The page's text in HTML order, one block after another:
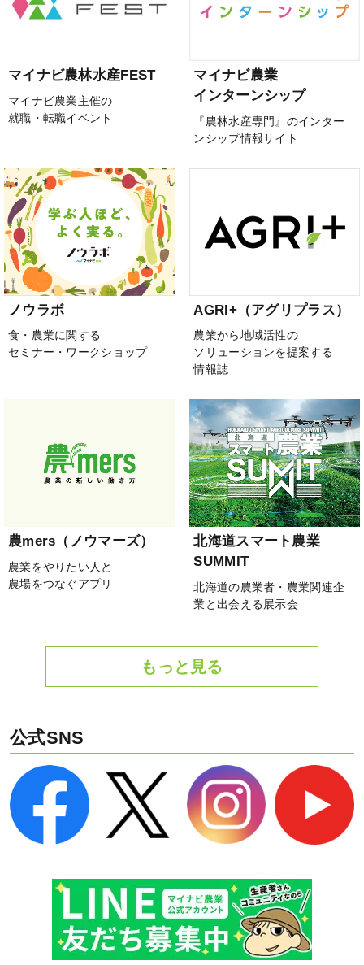
マイナビ農林水産FEST
マイナビ農業主催の
就職・転職イベント
マイナビ農業
インターンシップ
『農林水産専門』のインター
ンシップ情報サイト
ノウラボ
食・農業に関する
セミナー・ワークショップ
AGRI+（アグリプラス）
農業から地域活性の
ソリューションを提案する
情報誌
農mers（ノウマーズ）
農業をやりたい人と
農場をつなぐアプリ
北海道スマート農業
SUMMIT
北海道の農業者・農業関連企
業と出会える展示会
もっと見る
公式SNS